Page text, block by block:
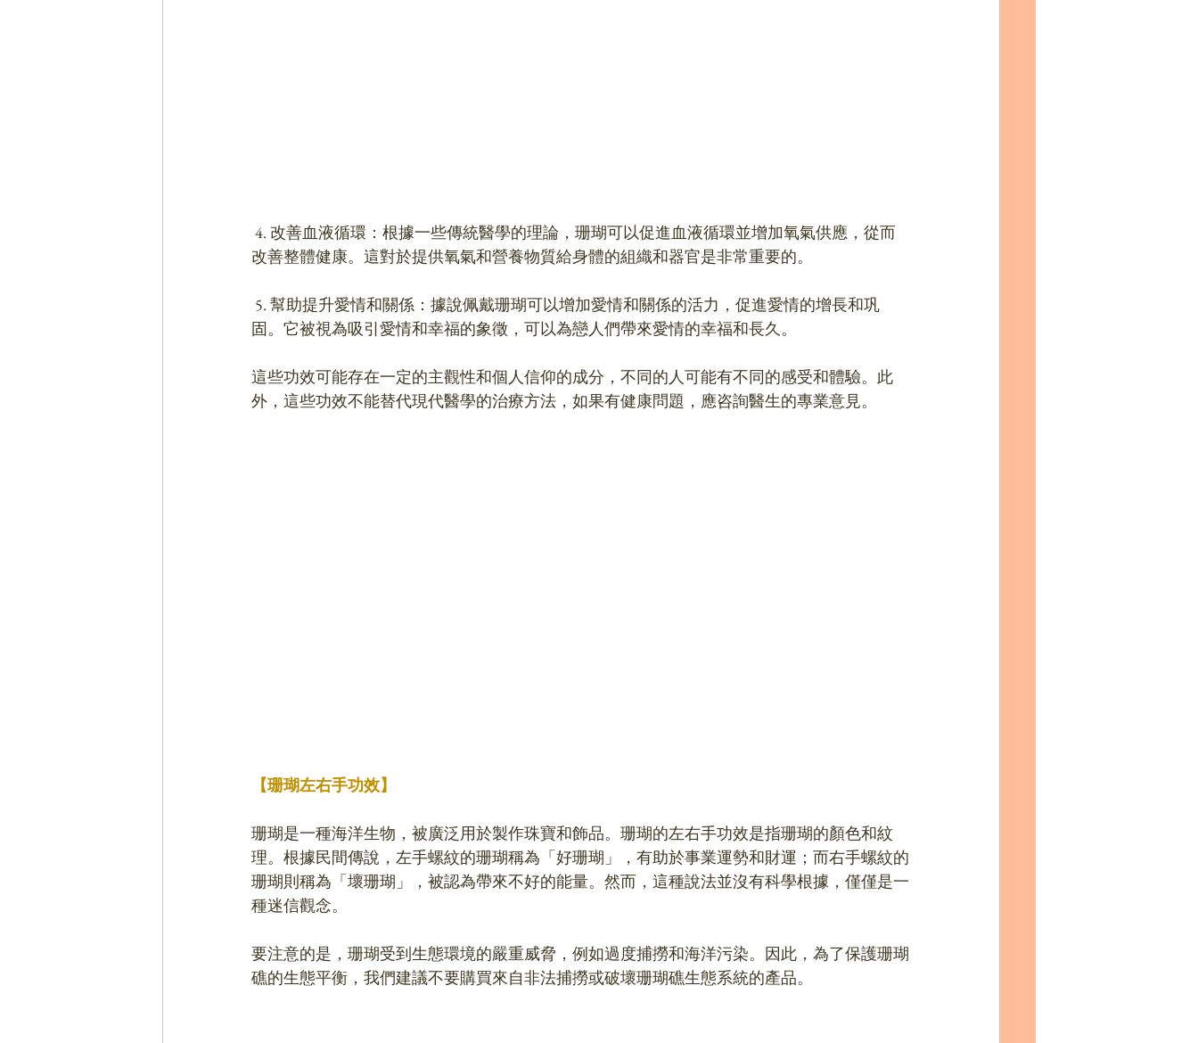
改善整體健康。這對於提供氧氣和營養物質給身體的組織和器官是非常重要的。
固。它被視為吸引愛情和幸福的象徵，可以為戀人們帶來愛情的幸福和長久。
這些功效可能存在一定的主觀性和個人信仰的成分，不同的人可能有不同的感受和體驗。此
外，這些功效不能替代現代醫學的治療方法，如果有健康問題，應咨詢醫生的專業意見。
【珊瑚左右手功效】
珊瑚是一種海洋生物，被廣泛用於製作珠寶和飾品。珊瑚的左右手功效是指珊瑚的顏色和紋
理。根據民間傳說，左手螺紋的珊瑚稱為「好珊瑚」，有助於事業運勢和財運；而右手螺紋的
珊瑚則稱為「壞珊瑚」，被認為帶來不好的能量。然而，這種說法並沒有科學根據，僅僅是一
種迷信觀念。
要注意的是，珊瑚受到生態環境的嚴重威脅，例如過度捕撈和海洋污染。因此，為了保護珊瑚
礁的生態平衡，我們建議不要購買來自非法捕撈或破壞珊瑚礁生態系統的產品。